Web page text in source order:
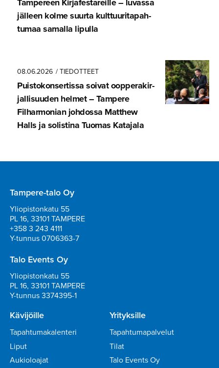
Tampereen Kirjafes­ta­reille – luvassa
jälleen kolme suurta kulttuuri­ta­pah­
tumaa samalla lipulla
08.06.2026 / TIEDOTTEET
Puistokon­ser­tissa soivat oopperakir­
jal­li­suuden helmet – Tampere
Filharmonian johdossa Matthew
Halls ja solistina Tuomas Katajala
Tampere-talo Oy
Yliopistonkatu 55
PL 16, 33101 TAMPERE
+358 3 243 4111
Y-tunnus 0706363-7
Talo Events Oy
Yliopistonkatu 55
PL 16, 33101 TAMPERE
Y-tunnus 3374395-1
Kävijöille
Tapahtumakalenteri
Liput
Aukioloajat
Yrityksille
Tapahtumapalvelut
Tilat
Talo Events Oy